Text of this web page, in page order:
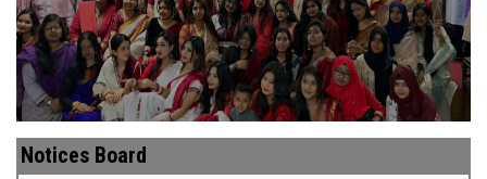
FACULTIES
ACADEMICS
GALLERY
Notices Board